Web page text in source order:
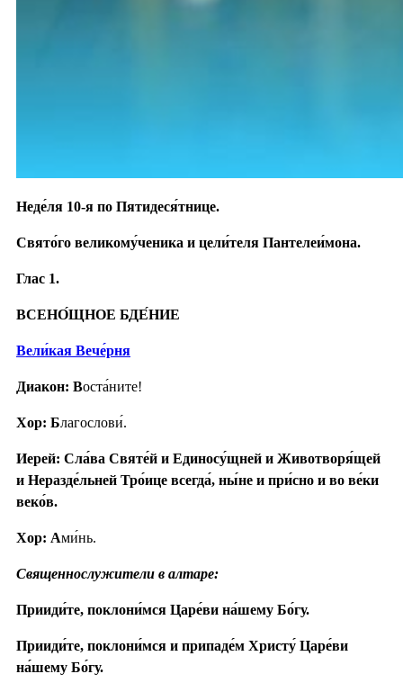
Неде́ля 10-я по Пятидеся́тнице.
Свято́го великому́ченика и цели́теля Пантелеи́мона.
Глас 1.
ВСЕНО́ЩНОЕ БДЕ́НИЕ
Вели́кая Вече́рня
Диакон: Воста́ните!
Хор: Благослови́.
Иерей: Сла́ва Святе́й и Единосу́щней и Животворя́щей
и Неразде́льней Тро́ице всегда́, ны́не и при́сно и во ве́ки
веко́в.
Хор: Ами́нь.
Священнослужители в алтаре:
Прииди́те, поклони́мся Царе́ви на́шему Бо́гу.
Прииди́те, поклони́мся и припаде́м Христу́ Царе́ви
на́шему Бо́гу.